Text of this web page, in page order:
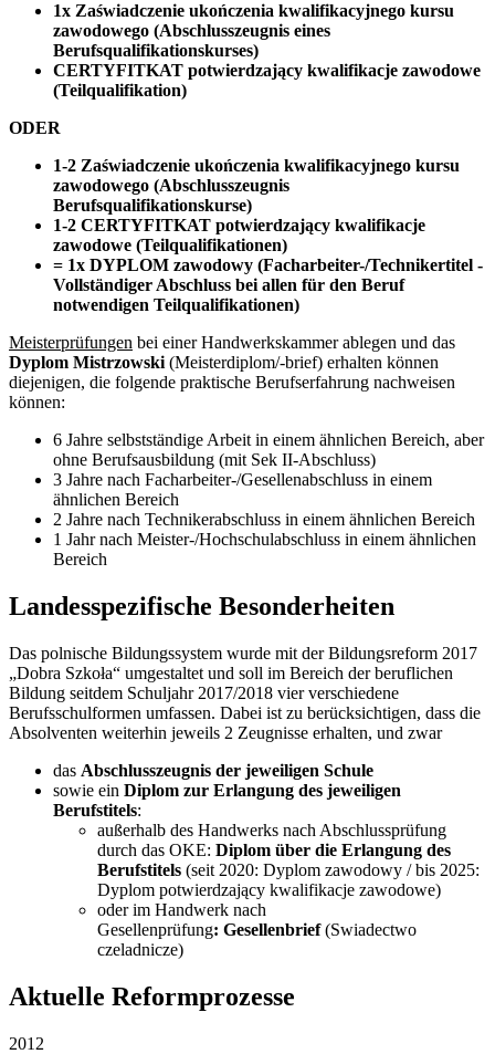
1x Zaświadczenie ukończenia kwalifikacyjnego kursu
zawodowego (Abschlusszeugnis eines
Berufsqualifikationskurses)
CERTYFITKAT potwierdzający kwalifikacje zawodowe
(Teilqualifikation)
ODER
1-2 Zaświadczenie ukończenia kwalifikacyjnego kursu
zawodowego (Abschlusszeugnis
Berufsqualifikationskurse)
1-2 CERTYFITKAT potwierdzający kwalifikacje
zawodowe (Teilqualifikationen)
= 1x DYPLOM zawodowy (Facharbeiter-/Technikertitel -
Vollständiger Abschluss bei allen für den Beruf
notwendigen Teilqualifikationen)
Meisterprüfungen bei einer Handwerkskammer ablegen und das
Dyplom Mistrzowski (Meisterdiplom/-brief) erhalten können
diejenigen, die folgende praktische Berufserfahrung nachweisen
können:
6 Jahre selbstständige Arbeit in einem ähnlichen Bereich, aber
ohne Berufsausbildung (mit Sek II-Abschluss)
3 Jahre nach Facharbeiter-/Gesellenabschluss in einem
ähnlichen Bereich
2 Jahre nach Technikerabschluss in einem ähnlichen Bereich
1 Jahr nach Meister-/Hochschulabschluss in einem ähnlichen
Bereich
Landesspezifische Besonderheiten
Das polnische Bildungssystem wurde mit der Bildungsreform 2017
„Dobra Szkoła“ umgestaltet und soll im Bereich der beruflichen
Bildung seitdem Schuljahr 2017/2018 vier verschiedene
Berufsschulformen umfassen. Dabei ist zu berücksichtigen, dass die
Absolventen weiterhin jeweils 2 Zeugnisse erhalten, und zwar
das Abschlusszeugnis der jeweiligen Schule
sowie ein Diplom zur Erlangung des jeweiligen
Berufstitels:
außerhalb des Handwerks nach Abschlussprüfung
durch das OKE: Diplom über die Erlangung des
Berufstitels (seit 2020: Dyplom zawodowy / bis 2025:
Dyplom potwierdzający kwalifikacje zawodowe)
oder im Handwerk nach
Gesellenprüfung: Gesellenbrief(Swiadectwo
czeladnicze)
Aktuelle Reformprozesse
2012